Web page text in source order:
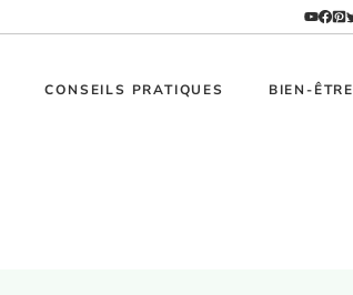
CONSEILS PRATIQUES BIEN-ÊTRE